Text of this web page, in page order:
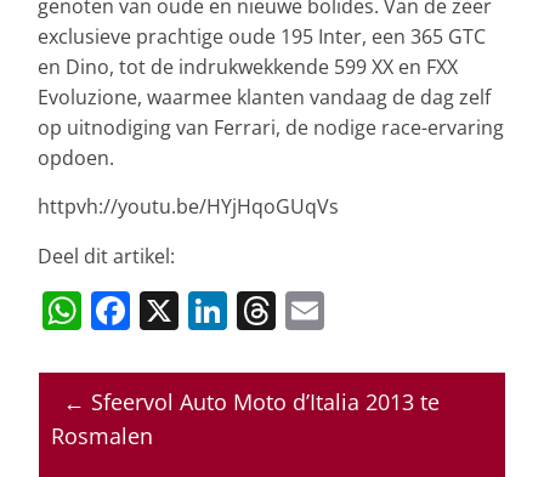
genoten van oude en nieuwe bolides. Van de zeer
exclusieve prachtige oude 195 Inter, een 365 GTC
en Dino, tot de indrukwekkende 599 XX en FXX
Evoluzione, waarmee klanten vandaag de dag zelf
op uitnodiging van Ferrari, de nodige race-ervaring
opdoen.
httpvh://youtu.be/HYjHqoGUqVs
Deel dit artikel:
W
at
s
F
c
e
X Li
k
e
T
re
a
ai
l
← Sfeervol Auto Moto d’Italia 2013 te
Rosmalen